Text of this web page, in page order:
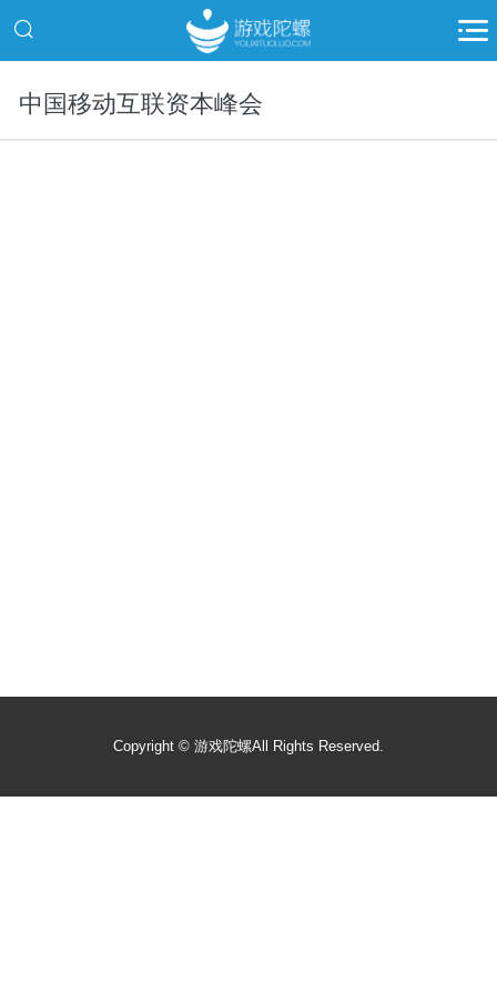
中国移动互联资本峰会
Copyright © 游戏陀螺All Rights Reserved.